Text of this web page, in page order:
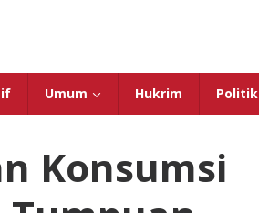
Umum Hukrim Politik
Konsumsi